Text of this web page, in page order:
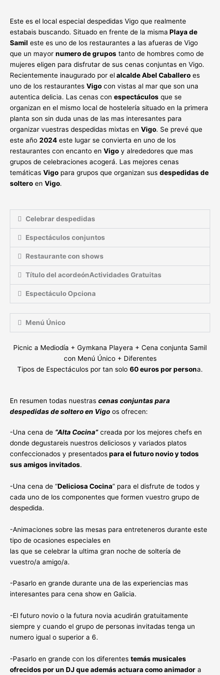
Este es el local especial despedidas Vigo que realmente
estabais buscando. Situado en frente de la misma Playa de
Samil este es uno de los restaurantes a las afueras de Vigo
que un mayor numero de grupos tanto de hombres como de
mujeres eligen para disfrutar de sus cenas conjuntas en Vigo.
Recientemente inaugurado por elalcalde Abel Caballero es
uno de los restaurantes Vigo con vistas al mar que son una
autentica delicia. Las cenas con espectáculos que se
organizan en el mismo local de hostelería situado en la primera
planta son sin duda unas de las mas interesantes para
organizar vuestras despedidas mixtas en Vigo. Se prevé que
este año 2024 este lugar se convierta en uno de los
restaurantes con encanto en Vigo y alrededores que mas
grupos de celebraciones acogerá. Las mejores cenas
temáticas Vigo para grupos que organizan sus despedidas de
soltero en Vigo.
Celebrar despedidas
Espectáculos conjuntos
Restaurante con shows
Título del acordeónActividades Gratuitas
Espectáculo Opciona
Menú Único
Picnic a Mediodía + Gymkana Playera + Cena conjunta Samil
con Menú Único + Diferentes
Tipos de Espectáculos por tan solo 60 euros por persona.
En resumen todas nuestras cenas conjuntas para
despedidas de soltero en Vigo os ofrecen:
-Una cena de “Alta Cocina” creada por los mejores chefs en
donde degustareis nuestros deliciosos y variados platos
confeccionados y presentadospara el futuro novio y todos
sus amigos invitados.
-Una cena de “Deliciosa Cocina” para el disfrute de todos y
cada uno de los componentes que formen vuestro grupo de
despedida.
-Animaciones sobre las mesas para entreteneros durante este
tipo de ocasiones especiales en
las que se celebrar la ultima gran noche de soltería de
vuestro/a amigo/a.
-Pasarlo en grande durante una de las experiencias mas
interesantes para cena show en Galicia.
-El futuro novio o la futura novia acudirán gratuitamente
siempre y cuando el grupo de personas invitadas tenga un
numero igual o superior a 6.
-Pasarlo en grande con los diferentes temás musicales
ofrecidos por un DJ que además actuara como animador a